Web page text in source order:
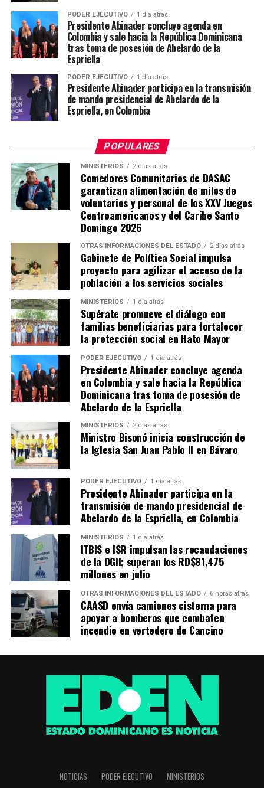
PODER EJECUTIVO 1 día atrás
Presidente Abinader concluye agenda en
Colombia y sale hacia la República Dominicana
tras toma de posesión de Abelardo de la
Espriella
PODER EJECUTIVO 1 día atrás
Presidente Abinader participa en la transmisión
de mando presidencial de Abelardo de la
Espriella, en Colombia
POPULARES
MINISTERIOS 2 días atrás
Comedores Comunitarios de DASAC
garantizan alimentación de miles de
voluntarios y personal de los XXV Juegos
Centroamericanos y del Caribe Santo
Domingo 2026
OTRAS INFORMACIONES DEL ESTADO 2 días atrás
Gabinete de Política Social impulsa
proyecto para agilizar el acceso de la
población a los servicios sociales
MINISTERIOS 1 día atrás
Supérate promueve el diálogo con
familias beneficiarias para fortalecer
la protección social en Hato Mayor
PODER EJECUTIVO 1 día atrás
Presidente Abinader concluye agenda
en Colombia y sale hacia la República
Dominicana tras toma de posesión de
Abelardo de la Espriella
MINISTERIOS 2 días atrás
Ministro Bisonó inicia construcción de
la Iglesia San Juan Pablo II en Bávaro
PODER EJECUTIVO 1 día atrás
Presidente Abinader participa en la
transmisión de mando presidencial de
Abelardo de la Espriella, en Colombia
MINISTERIOS 1 día atrás
ITBIS e ISR impulsan las recaudaciones
de la DGII; superan los RD$81,475
millones en julio
OTRAS INFORMACIONES DEL ESTADO 6 horas atrás
CAASD envía camiones cisterna para
apoyar a bomberos que combaten
incendio en vertedero de Cancino
NOTICIAS PODER EJECUTIVO
MINISTERIOS